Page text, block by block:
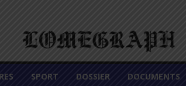
SPORT DOSSIER DOCUMENTS